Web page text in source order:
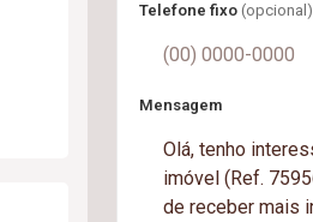
Telefone fixo (opcional)
Mensagem